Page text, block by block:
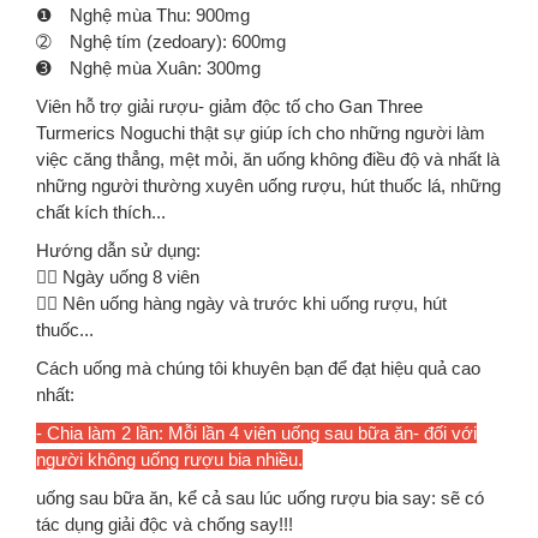
❶ Nghệ mùa Thu: 900mg
➁ Nghệ tím (zedoary): 600mg
➌ Nghệ mùa Xuân: 300mg
Viên hỗ trợ giải rượu- giảm độc tố cho Gan Three
Turmerics Noguchi thật sự giúp ích cho những người làm
việc căng thẳng, mệt mỏi, ăn uống không điều độ và nhất là
những người thường xuyên uống rượu, hút thuốc lá, những
chất kích thích...
Hướng dẫn sử dụng:
👉🏻 Ngày uống 8 viên
👉🏻 Nên uống hàng ngày và trước khi uống rượu, hút
thuốc...
Cách uống mà chúng tôi khuyên bạn để đạt hiệu quả cao
nhất:
- Chia làm 2 lần: Mỗi lần 4 viên uống sau bữa ăn- đối với
người không uống rượu bia nhiều.
uống sau bữa ăn, kể cả sau lúc uống rượu bia say: sẽ có
tác dụng giải độc và chống say!!!